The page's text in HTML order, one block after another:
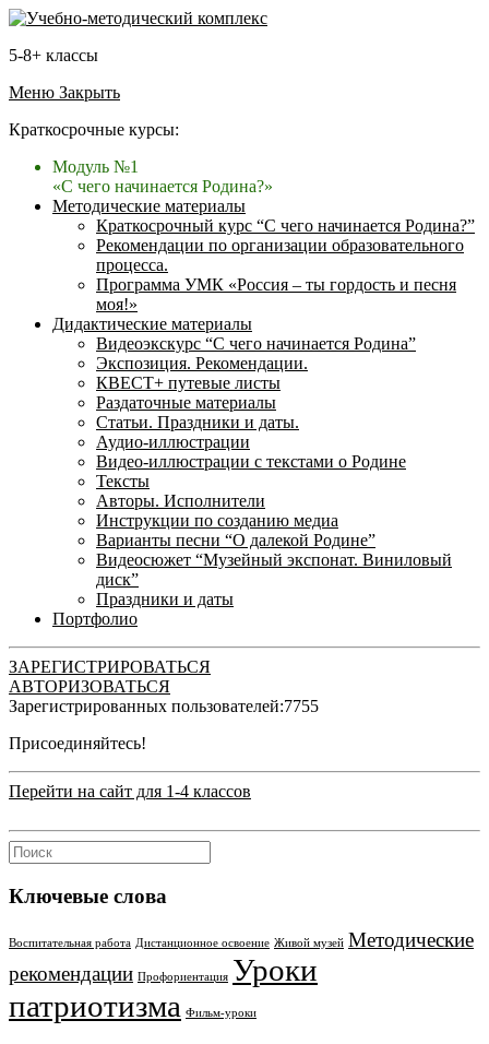
5-8+ классы
Меню Закрыть
Краткосрочные курсы:
Модуль №1
«С чего начинается Родина?»
Методические материалы
Краткосрочный курс “С чего начинается Родина?”
Рекомендации по организации образовательного
процесса.
Программа УМК «Россия – ты гордость и песня
моя!»
Дидактические материалы
Видеоэкскурс “С чего начинается Родина”
Экспозиция. Рекомендации.
КВЕСТ+ путевые листы
Раздаточные материалы
Статьи. Праздники и даты.
Аудио-иллюстрации
Видео-иллюстрации с текстами о Родине
Тексты
Авторы. Исполнители
Инструкции по созданию медиа
Варианты песни “О далекой Родине”
Видеосюжет “Музейный экспонат. Виниловый
диск”
Праздники и даты
Портфолио
ЗАРЕГИСТРИРОВАТЬСЯ
АВТОРИЗОВАТЬСЯ
Зарегистрированных пользователей:7755
Присоединяйтесь!
Перейти на сайт для 1-4 классов
Ключевые слова
Воспитательная работа Дистанционное освоение Живой музей Методические
рекомендации Профориентация Уроки
патриотизма Фильм-уроки